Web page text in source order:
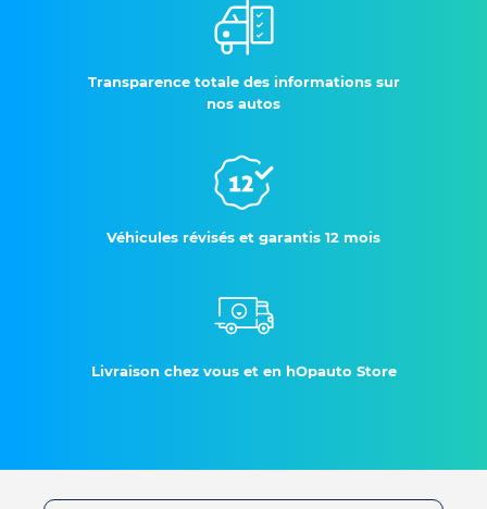
Transparence totale des informations sur
nos autos
Véhicules révisés et garantis 12 mois
Livraison chez vous et en hOpauto Store